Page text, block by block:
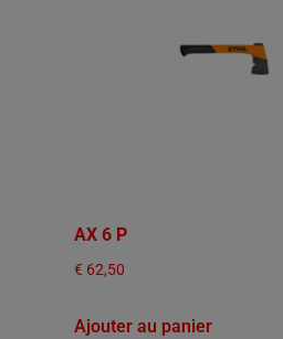
AX 6 P
€ 62,50
Ajouter au panier